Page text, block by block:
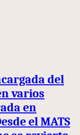
del
varios
en
el MATS